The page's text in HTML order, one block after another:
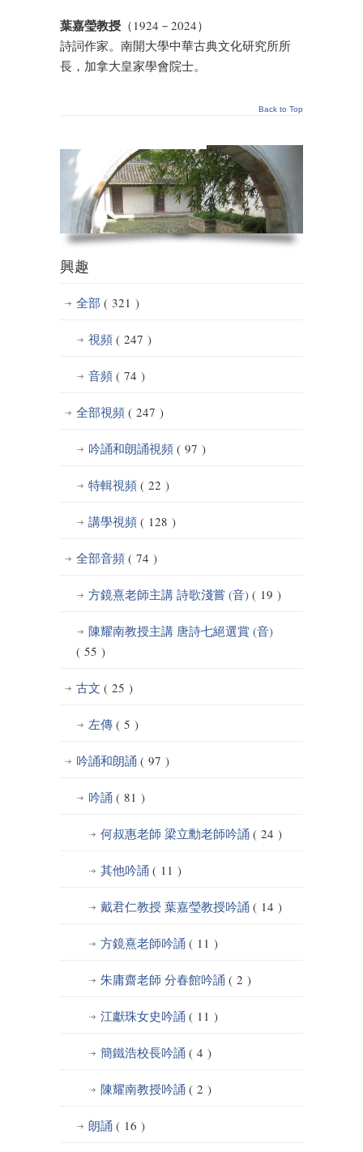
葉嘉瑩教授 （1924－2024）
詩詞作家。南開大學中華古典文化研究所所
長，加拿大皇家學會院士。
Back to Top
興趣
全部 ( 321 )
視頻 ( 247 )
音頻 ( 74 )
全部視頻 ( 247 )
吟誦和朗誦視頻 ( 97 )
特輯視頻 ( 22 )
講學視頻 ( 128 )
全部音頻 ( 74 )
方鏡熹老師主講 詩歌淺嘗 (音) ( 19 )
陳耀南教授主講 唐詩七絕選賞 (音)
( 55 )
古文 ( 25 )
左傳 ( 5 )
吟誦和朗誦 ( 97 )
吟誦 ( 81 )
何叔惠老師 梁立勳老師吟誦 ( 24 )
其他吟誦 ( 11 )
戴君仁教授 葉嘉瑩教授吟誦 ( 14 )
方鏡熹老師吟誦 ( 11 )
朱庸齋老師 分春館吟誦 ( 2 )
江獻珠女史吟誦 ( 11 )
簡鐵浩校長吟誦 ( 4 )
陳耀南教授吟誦 ( 2 )
朗誦 ( 16 )